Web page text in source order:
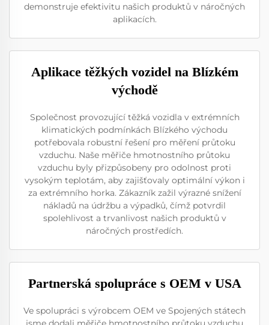
demonstruje efektivitu našich produktů v náročných
aplikacích.
Aplikace těžkých vozidel na Blízkém
východě
Společnost provozující těžká vozidla v extrémních
klimatických podmínkách Blízkého východu
potřebovala robustní řešení pro měření průtoku
vzduchu. Naše měřiče hmotnostního průtoku
vzduchu byly přizpůsobeny pro odolnost proti
vysokým teplotám, aby zajišťovaly optimální výkon i
za extrémního horka. Zákazník zažil výrazné snížení
nákladů na údržbu a výpadků, čímž potvrdil
spolehlivost a trvanlivost našich produktů v
náročných prostředích.
Partnerská spolupráce s OEM v USA
Ve spolupráci s výrobcem OEM ve Spojených státech